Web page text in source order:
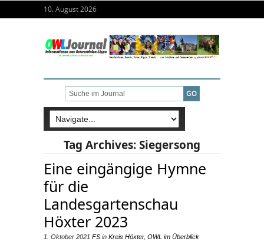
10. August 2026
Tag Archives:Siegersong
Eine eingängige Hymne
für die
Landesgartenschau
Höxter 2023
1. Oktober 2021 FS in Kreis Höxter, OWL im Überblick